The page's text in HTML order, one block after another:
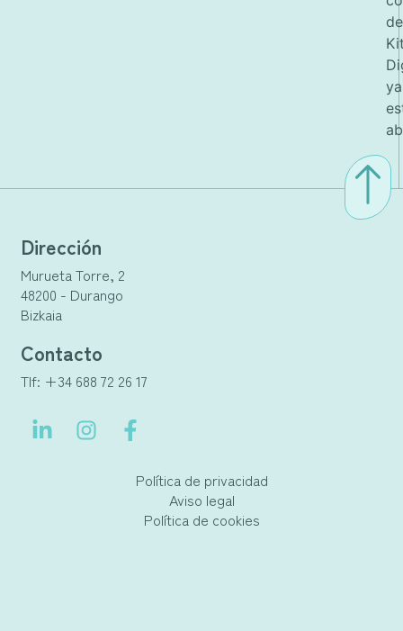
ya
Dirección
Murueta Torre, 2
48200 - Durango
Bizkaia
Contacto
Tlf: +34 688 72 26 17
Política de privacidad
Aviso legal
Política de cookies